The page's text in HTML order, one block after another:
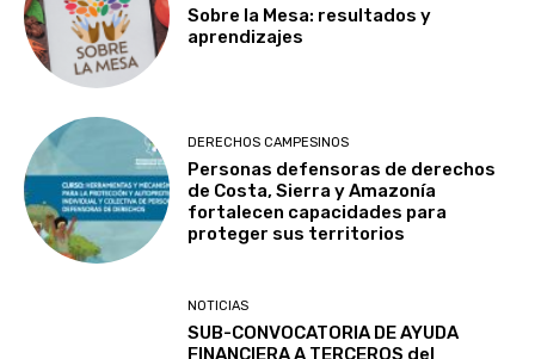
Sobre la Mesa: resultados y
aprendizajes
DERECHOS CAMPESINOS
Personas defensoras de derechos
de Costa, Sierra y Amazonía
fortalecen capacidades para
proteger sus territorios
NOTICIAS
SUB-CONVOCATORIA DE AYUDA
FINANCIERA A TERCEROS del